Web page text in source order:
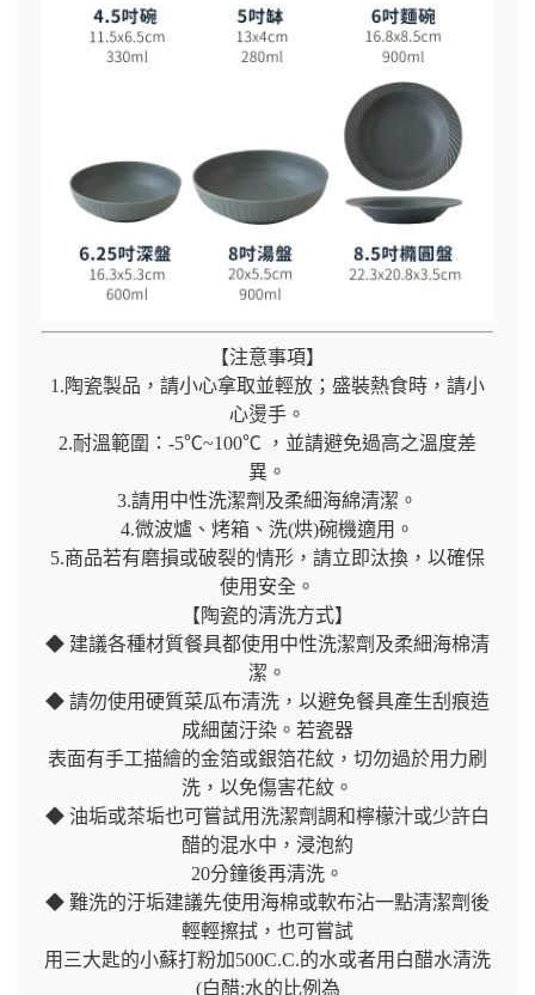
【注意事項】
1.陶瓷製品，請小心拿取並輕放；盛裝熱食時，請小
心燙手。
2.耐溫範圍：-5℃~100℃ ，並請避免過高之溫度差
異。
3.請用中性洗潔劑及柔細海綿清潔。
4.微波爐、烤箱、洗(烘)碗機適用。
5.商品若有磨損或破裂的情形，請立即汰換，以確保
使用安全。
【陶瓷的清洗方式】
◆ 建議各種材質餐具都使用中性洗潔劑及柔細海棉清
潔。
◆ 請勿使用硬質菜瓜布清洗，以避免餐具產生刮痕造
成細菌汙染。若瓷器
表面有手工描繪的金箔或銀箔花紋，切勿過於用力刷
洗，以免傷害花紋。
◆ 油垢或茶垢也可嘗試用洗潔劑調和檸檬汁或少許白
醋的混水中，浸泡約
20分鐘後再清洗。
◆ 難洗的汙垢建議先使用海棉或軟布沾一點清潔劑後
輕輕擦拭，也可嘗試
用三大匙的小蘇打粉加500C.C.的水或者用白醋水清洗
(白醋:水的比例為